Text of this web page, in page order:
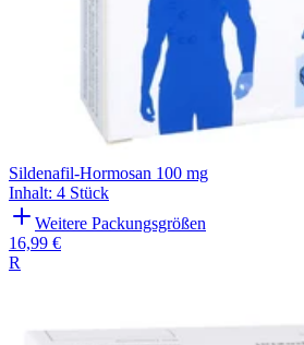
Sildenafil-Hormosan 100 mg
Inhalt: 4 Stück
Weitere Packungsgrößen
16,99 €
R